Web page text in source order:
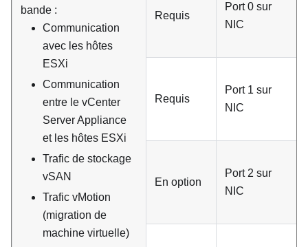
bande :
Communication
avec les hôtes
ESXi
Communication
entre le vCenter
Server Appliance
et les hôtes ESXi
Trafic de stockage
vSAN
Trafic vMotion
(migration de
machine virtuelle)
Requis
Port 0 sur
NIC
Requis
Port 1 sur
NIC
En option
Port 2 sur
NIC